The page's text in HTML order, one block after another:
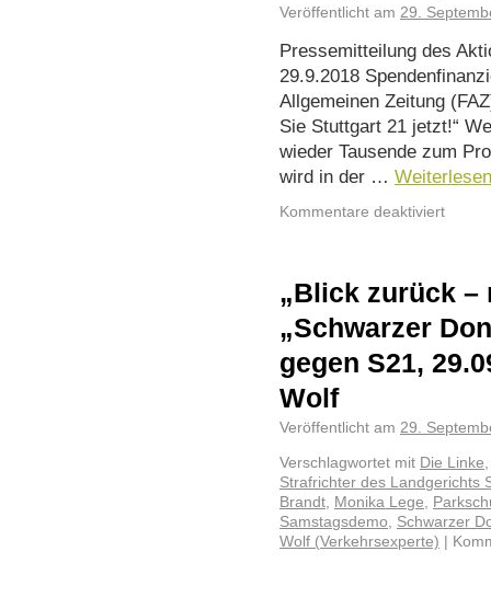
Veröffentlicht am 29.
Pressemitteilung des
29.9.2018
Allgemeinen Zeitung
Sie Stuttgart 21 jetzt!“
wieder Tausende zum
wird in der …
Kommentare deaktiviert
„Blick zurück –
„Schwarzer
gegen S21,
Wolf
Veröffentlicht am 29.
Verschlagwortet mit Die Linke
Strafrichter des Landgerichts
Brandt, Monika Lege,
Samstagsdemo, Schwarzer
Wolf (Verkehrsexperte)